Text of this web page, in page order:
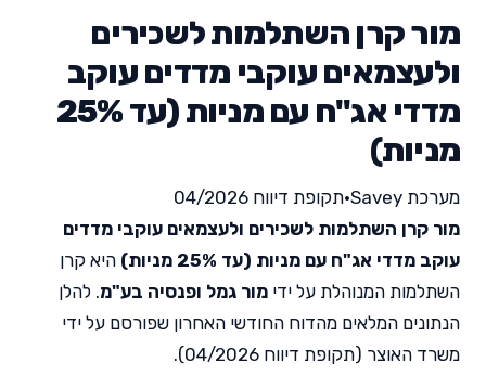
מור קרן השתלמות לשכירים
ולעצמאים עוקבי מדדים עוקב
מדדי אג"ח עם מניות (עד 25%
מניות)
מערכת Savey •תקופת דיווח 04/2026
מור קרן השתלמות לשכירים ולעצמאים עוקבי מדדים
עוקב מדדי אג"ח עם מניות (עד 25% מניות)
היא קרן
השתלמות המנוהלת על ידי מור גמל ופנסיה בע"מ. להלן
הנתונים המלאים מהדוח החודשי האחרון שפורסם על ידי
משרד האוצר (תקופת דיווח 04/2026).